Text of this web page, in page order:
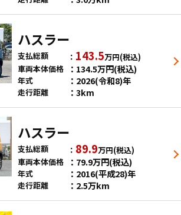
ハスラー
支払総額 143.5万円(税込)
車両本体価格
134.5万円(税込)
年式 2026(令和8)年
走行距離 3km
ハスラー
支払総額 89.9万円(税込)
車両本体価格
79.9万円(税込)
年式 2016(平成28)年
走行距離 2.5万km